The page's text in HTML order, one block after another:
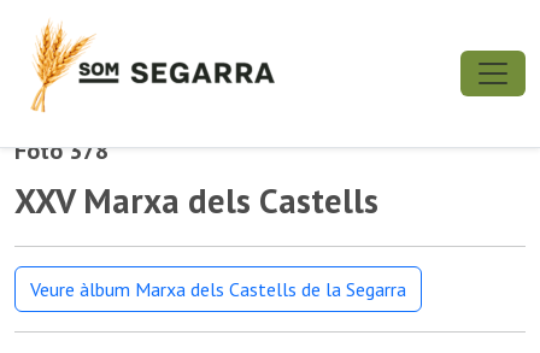
Foto 378
XXV Marxa dels Castells
Veure àlbum Marxa dels Castells de la Segarra